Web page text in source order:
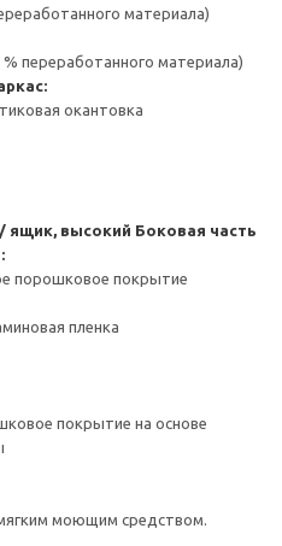
материала)
переработанного материала)
окантовка
ящик, высокий Боковая часть
порошковое покрытие
пленка
покрытие на основе
моющим средством.